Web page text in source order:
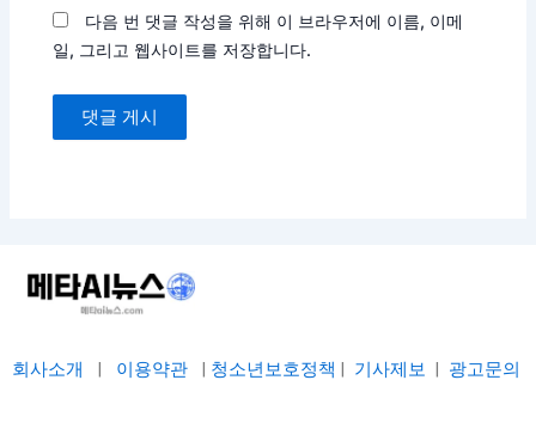
다음 번 댓글 작성을 위해 이 브라우저에 이름, 이메
일, 그리고 웹사이트를 저장합니다.
회사소개 이용약관 청소년보호정책 기사제보 광고문의